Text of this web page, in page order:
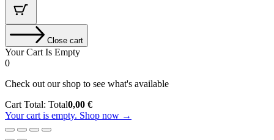
Close cart
Your Cart Is Empty
0
Check out our shop to see what's available
Cart Total: Total0,00 €
Your cart is empty. Shop now →